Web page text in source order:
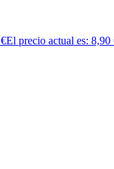
€El precio actual es: 8,90